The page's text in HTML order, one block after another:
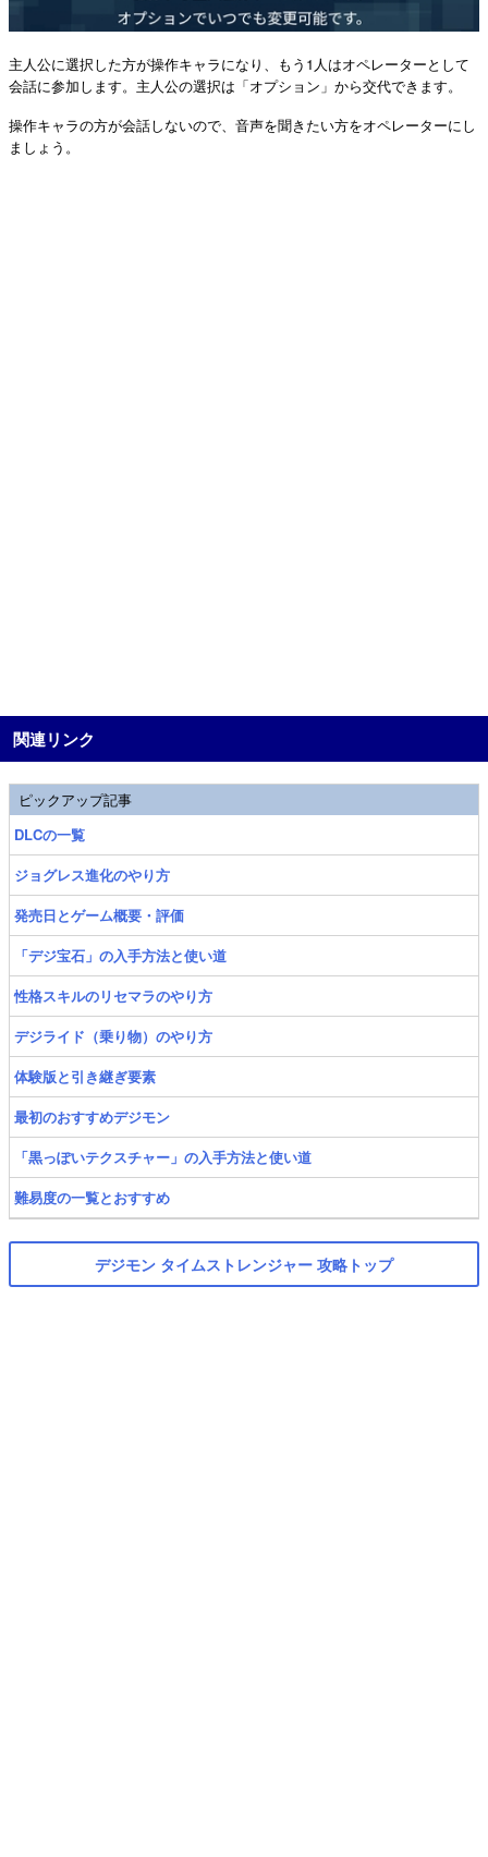
主人公に選択した方が操作キャラになり、もう1人はオペレーターとして
会話に参加します。主人公の選択は「オプション」から交代できます。
操作キャラの方が会話しないので、音声を聞きたい方をオペレーターにし
ましょう。
関連リンク
ピックアップ記事
DLCの一覧
ジョグレス進化のやり方
発売日とゲーム概要・評価
「デジ宝石」の入手方法と使い道
性格スキルのリセマラのやり方
デジライド（乗り物）のやり方
体験版と引き継ぎ要素
最初のおすすめデジモン
「黒っぽいテクスチャー」の入手方法と使い道
難易度の一覧とおすすめ
デジモン タイムストレンジャー 攻略トップ